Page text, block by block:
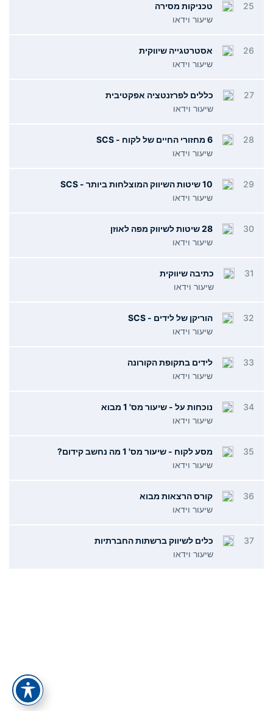
25
טכניקות מסירה
שיעור וידאו
26
אסטרטגייה שיווקית
שיעור וידאו
27
כללים לפרזנטציה אפקטיבית
שיעור וידאו
28
6 מחזורי החיים של לקוח - SCS
שיעור וידאו
29
10 שיטות השיווק המוצלחות ביותר - SCS
שיעור וידאו
30
28 שיטות לשיווק מפה לאוזן
שיעור וידאו
31
כתיבה שיווקית
שיעור וידאו
32
הוריקן של לידים - SCS
שיעור וידאו
33
לידים בתקופת הקורונה
שיעור וידאו
34
נוכחות על - שיעור מס' 1 מבוא
שיעור וידאו
35
מסע לקוח - שיעור מס' 1 מה נחשב קידום?
שיעור וידאו
36
קורס הרצאות מבוא
שיעור וידאו
37
כלים לשיווק ברשתות החברתיות
שיעור וידאו
סיפור ההצלחה של אלעד הדר